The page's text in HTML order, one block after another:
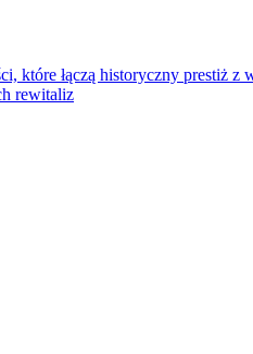
które łączą historyczny prestiż
rewitaliz